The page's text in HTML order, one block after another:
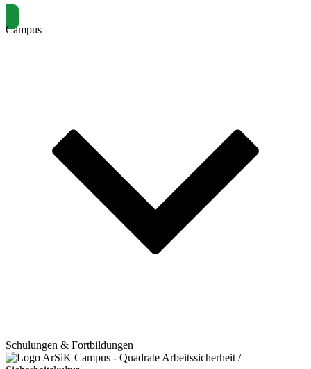
Campus
Schulungen & Fortbildungen